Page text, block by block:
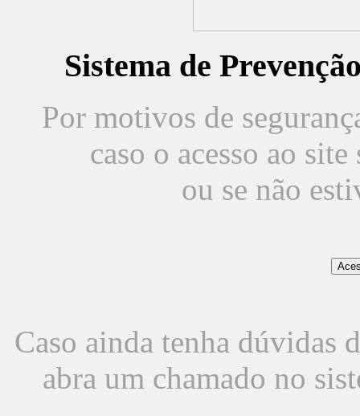
Sistema de
Por motivos de
caso o acesso ao
ou se não
Caso ainda tenha dúvidas
abra um chamado no